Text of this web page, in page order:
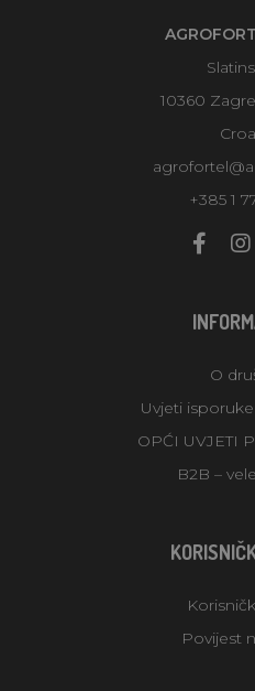
10360
+385 1
O
Uvjeti
OPĆI UVJETI
B2B –
Povijest